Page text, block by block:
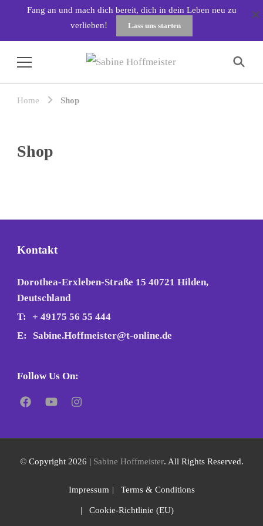
Fang an und mach dich bereit, dich in dein Leben neu zu
verlieben!
Lass uns starten
Home Shop
Shop
Kontakt
Dorothea-Erxleben-Straße 15 40721 Hilden,
Deutschland
T:
+ 49175 56 55 444
E:
Sabine.Hoffmeister@t-online.de
Follow Us On:
© Copyright 2026 | Sabine Hoffmeister. All Rights Reserved.
Impressum Terms & Conditions
Cookie-Richtlinie (EU)